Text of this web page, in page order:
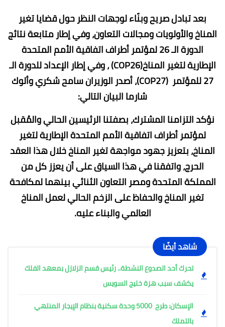
بعد تبادل صريح وبنّاء لوجهات النظر حول قضايا تغير
المناخ والأولويات ومجالات التعاون، وفي إطار متابعة نتائج
الدورة الـ 26 لمؤتمر أطراف اتفاقية الأمم المتحدة
الإطارية لتغير المناخ(COP26) ، وفي إطار الإعداد للدورة الـ
27 للمؤتمر (COP27)، أصدر الوزيران سامح شكري وألوك
شارما البيان التالي:
نؤكد التزامنا المشترك، بصفتنا الرئيسين الحالي والمُقبل
لمؤتمر أطراف اتفاقية الأمم المتحدة الإطارية لتغير
المناخ، بتعزيز جهود مواجهة تغير المناخ خلال هذا العقد
الحرج، واتفقنا في هذا السياق على أن يعزز كل من
المملكة المتحدة ومصر التعاون الثنائي بينهما لمكافحة
تغير المناخ والحفاظ على الزخم الحالي لعمل المناخ
العالمي والبناء عليه.
شاهد أيضًا
تحرك أحد الصدوع النشطة.. رئيس قسم الزلازل بمعهد الفلك
يكشف سبب هزة خليج السويس
الإسكان: طرح 5000 وحدة سكنية بنظام الإيجار المنتهي
بالتملك